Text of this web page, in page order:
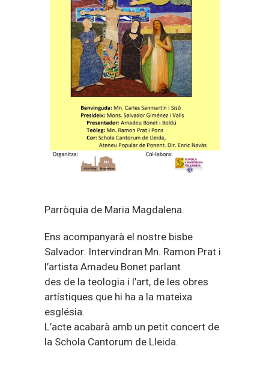
Parròquia de Maria Magdalena.
Ens acompanyarà el nostre bisbe
Salvador. Intervindran Mn. Ramon Prat i
l’artista Amadeu Bonet parlant
des de la teologia i l’art, de les obres
artístiques que hi ha a la mateixa
església.
L’acte acabarà amb un petit concert de
la Schola Cantorum de Lleida.